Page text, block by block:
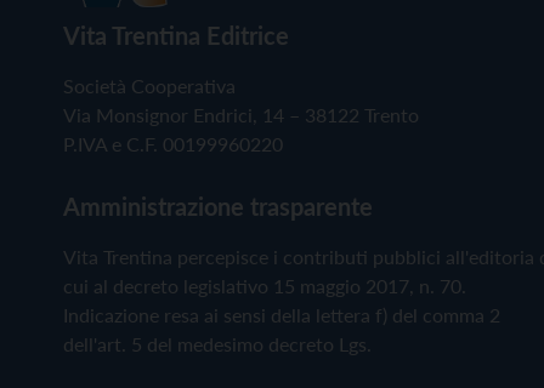
Vita Trentina Editrice
Società Cooperativa
Via Monsignor Endrici, 14 – 38122 Trento
P.IVA e C.F. 00199960220
Amministrazione trasparente
Vita Trentina percepisce i contributi pubblici all'editoria
cui al decreto legislativo 15 maggio 2017, n. 70.
Indicazione resa ai sensi della lettera f) del comma 2
dell'art. 5 del medesimo decreto Lgs.